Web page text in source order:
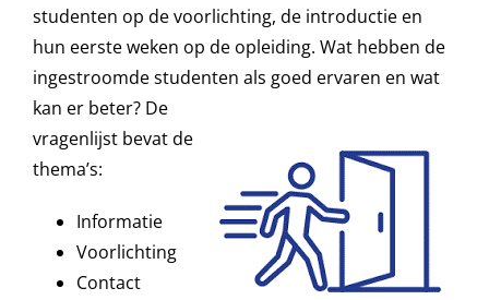
studenten op de voorlichting, de introductie en
hun eerste weken op de opleiding. Wat hebben de
ingestroomde studenten als goed ervaren en wat
kan er beter?De
vragenlijst bevat de
thema’s:
Informatie
Voorlichting
Contact